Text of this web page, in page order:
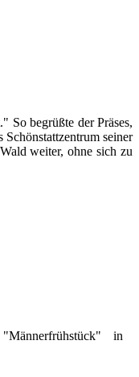
So begrüßte der Präses,
seiner
weiter, ohne sich zu